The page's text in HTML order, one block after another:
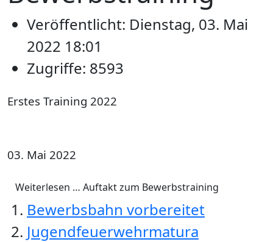
Veröffentlicht: Dienstag, 03. Mai
2022 18:01
Zugriffe: 8593
Erstes Training 2022
03. Mai 2022
Weiterlesen … Auftakt zum Bewerbstraining
Bewerbsbahn vorbereitet
Jugendfeuerwehrmatura